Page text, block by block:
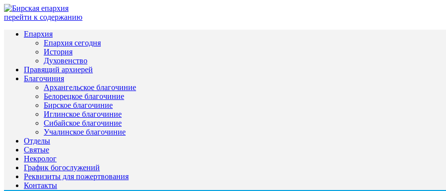
перейти к содержанию
Епархия
Епархия сегодня
История
Духовенство
Правящий архиерей
Благочиния
Архангельское благочиние
Белорецкое благочиние
Бирское благочиние
Иглинское благочиние
Сибайское благочиние
Учалинское благочиние
Отделы
Святые
Некролог
График богослужений
Реквизиты для пожертвования
Контакты